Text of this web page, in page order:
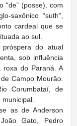
“de” (posse), com
saxônico “suth”,
cardeal que se
ao sul.
do atual
sob influência
roxa do Paraná. A
Campo Mourão.
Corumbataí, de
as de Anderson
Gato, Pedro